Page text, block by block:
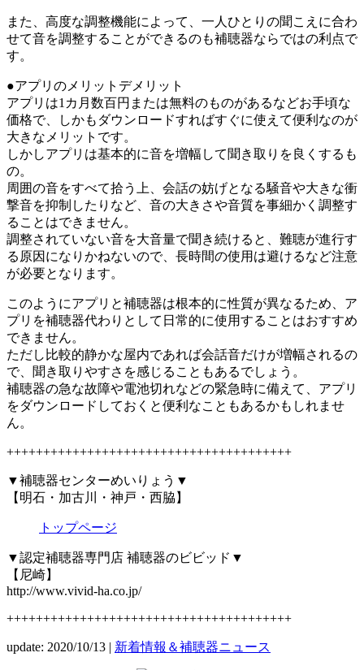
また、高度な調整機能によって、一人ひとりの聞こえに合わ
せて音を調整することができるのも補聴器ならではの利点で
す。
●アプリのメリットデメリット
アプリは1カ月数百円または無料のものがあるなどお手頃な
価格で、しかもダウンロードすればすぐに使えて便利なのが
大きなメリットです。
しかしアプリは基本的に音を増幅して聞き取りを良くするも
の。
周囲の音をすべて拾う上、会話の妨げとなる騒音や大きな衝
撃音を抑制したりなど、音の大きさや音質を事細かく調整す
ることはできません。
調整されていない音を大音量で聞き続けると、難聴が進行す
る原因になりかねないので、長時間の使用は避けるなど注意
が必要となります。
このようにアプリと補聴器は根本的に性質が異なるため、ア
プリを補聴器代わりとして日常的に使用することはおすすめ
できません。
ただし比較的静かな屋内であれば会話音だけが増幅されるの
で、聞き取りやすさを感じることもあるでしょう。
補聴器の急な故障や電池切れなどの緊急時に備えて、アプリ
をダウンロードしておくと便利なこともあるかもしれませ
ん。
+++++++++++++++++++++++++++++++++++++++
▼補聴器センターめいりょう▼
【明石・加古川・神戸・西脇】
トップページ
▼認定補聴器専門店 補聴器のビビッド▼
【尼崎】
http://www.vivid-ha.co.jp/
+++++++++++++++++++++++++++++++++++++++
update: 2020/10/13 | 新着情報＆補聴器ニュース